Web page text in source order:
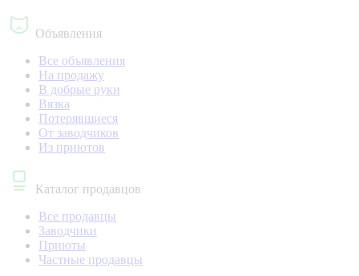
Объявления
Все объявления
На продажу
В добрые руки
Вязка
Потерявшиеся
От заводчиков
Из приютов
Каталог продавцов
Все продавцы
Заводчики
Приюты
Частные продавцы